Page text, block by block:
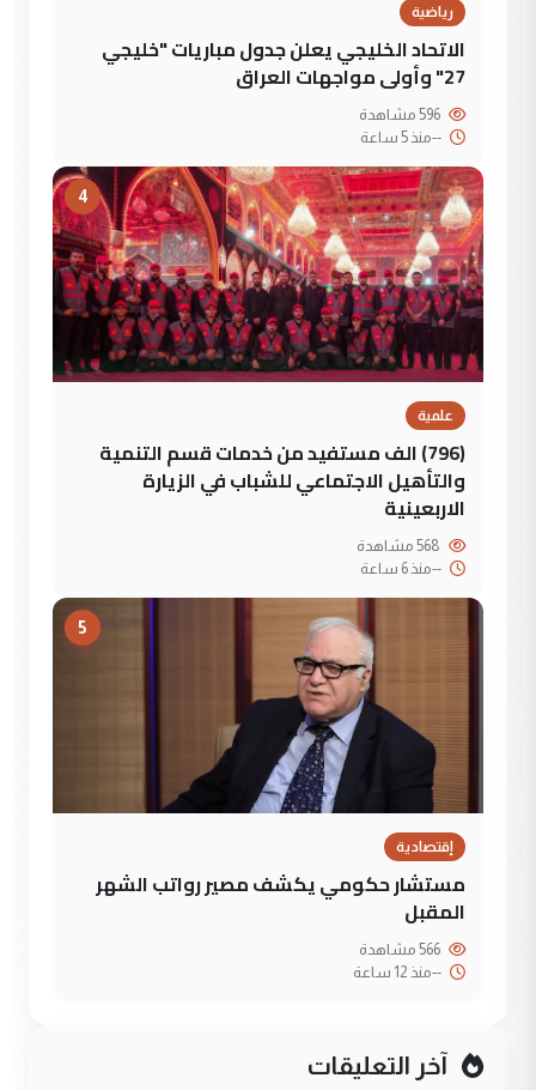
رياضية
الاتحاد الخليجي يعلن جدول مباريات "خليجي
27" وأولى مواجهات العراق
--منذ 5 ساعة
4
علمية
(796) الف مستفيد من خدمات قسم التنمية
والتأهيل الاجتماعي للشباب في الزيارة
الاربعينية
--منذ 6 ساعة
5
إقتصادية
مستشار حكومي يكشف مصير رواتب الشهر
المقبل
--منذ 12 ساعة
آخر التعليقات